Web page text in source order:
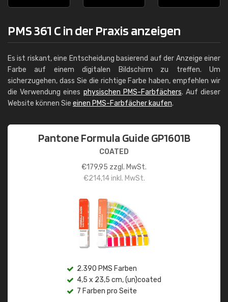
PMS 361 C in der Praxis anzeigen
Es ist riskant, eine Entscheidung basierend auf der Anzeige einer
Farbe auf einem digitalen Bildschirm zu treffen. Um
sicherzugehen, dass Sie die richtige Farbe haben, empfehlen wir
die Verwendung eines physischen PMS-Farbfächers. Auf dieser
Website können Sie einen PMS-Farbfächer kaufen.
Pantone Formula Guide GP1601B
COATED
€179,95 zzgl. MwSt.
€214,14inkl. MwSt.
2.390 PMS Farben
4,5 x 23,5 cm, (un)coated
7 Farben pro Seite